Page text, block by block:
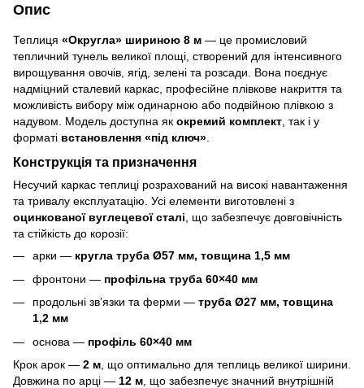
Опис
Теплиця «Округла» шириною 8 м — це промисловий
тепличний тунель великої площі, створений для інтенсивного
вирощування овочів, ягід, зелені та розсади. Вона поєднує
надміцний сталевий каркас, професійне плівкове накриття та
можливість вибору між одинарною або подвійною плівкою з
надувом. Модель доступна як окремий комплект , так і у
форматі встановлення «під ключ»
Конструкція та призначення
Несучий каркас теплиці розрахований на високі навантаження
та тривалу експлуатацію. Усі елементи виготовлені з
оцинкованої вуглецевої сталі, що забезпечує довговічність
та стійкість до корозії:
арки — кругла труба Ø57 мм, товщина 1,5 мм
фронтони — профільна труба 60×40 мм
продольні зв’язки та ферми — труба Ø27 мм, товщина
1,2 мм
основа — профіль 60×40 мм
Крок арок — 2 м , що оптимально для теплиць великої ширини.
Довжина по арці — 12 м , що забезпечує значний внутрішній